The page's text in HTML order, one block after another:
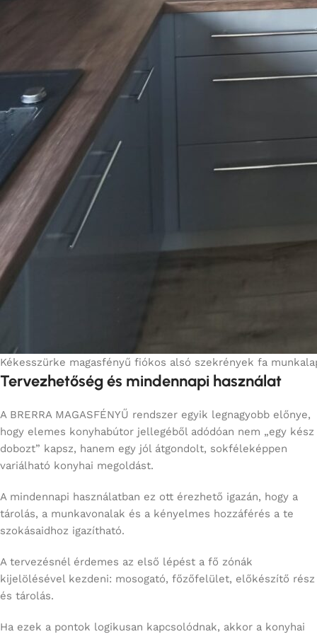
Kékesszürke magasfényű fiókos alsó szekrények fa
Tervezhetőség és mindennapi használat
A BRERRA MAGASFÉNYŰ rendszer egyik legnagyobb előnye,
hogy elemes konyhabútor jellegéből adódóan nem „egy kész
dobozt” kapsz, hanem egy jól átgondolt, sokféleképpen
variálható konyhai megoldást.
A mindennapi használatban ez ott érezhető igazán, hogy a
tárolás, a munkavonalak és a kényelmes hozzáférés a te
szokásaidhoz igazítható.
A tervezésnél érdemes az első lépést a fő zónák
kijelölésével kezdeni: mosogató, főzőfelület, előkészítő rész
és tárolás.
Ha ezek a pontok logikusan kapcsolódnak, akkor a konyhai